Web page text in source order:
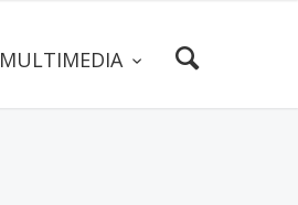
MULTIMEDIA